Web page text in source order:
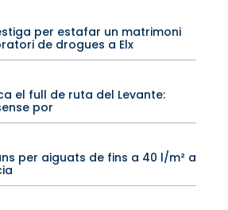
per estafar un matrimoni
de drogues a Elx
el full de ruta del Levante:
por
per aiguats de fins a 40 l/m² a